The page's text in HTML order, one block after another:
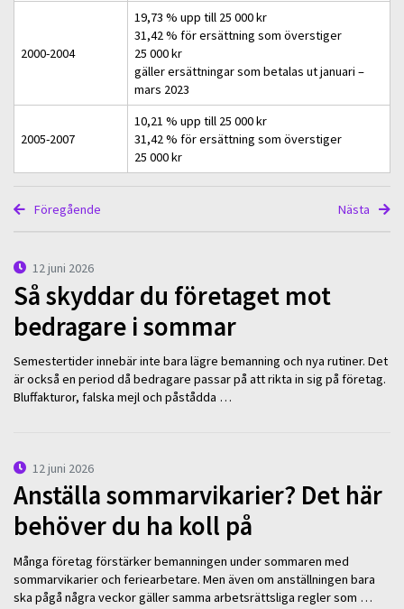
2000-2004
19,73 % upp till 25 000 kr
31,42 % för ersättning som överstiger
25 000 kr
gäller ersättningar som betalas ut januari –
mars 2023
2005-2007
10,21 % upp till 25 000 kr
31,42 % för ersättning som överstiger
25 000 kr
Föregående Nästa
12 juni 2026
Så skyddar du företaget mot
bedragare i sommar
Semestertider innebär inte bara lägre bemanning och nya rutiner. Det
är också en period då bedragare passar på att rikta in sig på företag.
Bluffakturor, falska mejl och påstådda …
12 juni 2026
Anställa sommarvikarier? Det här
behöver du ha koll på
Många företag förstärker bemanningen under sommaren med
sommarvikarier och feriearbetare. Men även om anställningen bara
ska pågå några veckor gäller samma arbetsrättsliga regler som …